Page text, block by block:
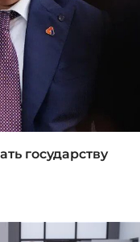
государству